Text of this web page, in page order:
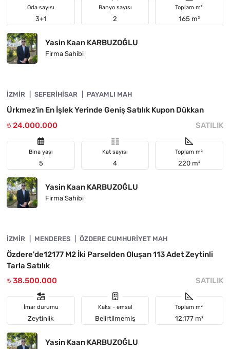
Oda sayısı
3+1
Banyo sayısı
2
Toplam m²
165 m²
Yasin Kaan KARBUZOĞLU
Firma Sahibi
ÖNE ÇIKAN
İZMIR SEFERIHISAR PAYAMLI MAH
Ürkmez'in En İşlek Yerinde Geniş Satılık Kupon Dükkan
₺ 24.000.000
SATILIK
Bina yaşı
5
Kat sayısı
4
Toplam m²
220 m²
Yasin Kaan KARBUZOĞLU
Firma Sahibi
ÖNE ÇIKAN
İZMIR MENDERES ÖZDERE CUMHURIYET MAH
Özdere'de12177 M2 İki Parselden Oluşan 113 Adet Zeytinli
Tarla Satılık
₺ 38.500.000
SATILIK
İmar durumu
Zeytinlik
Kaks - emsal
Belirtilmemiş
Toplam m²
12.177 m²
Yasin Kaan KARBUZOĞLU